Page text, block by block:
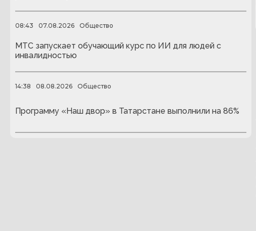
08:43 07.08.2026 Общество
МТС запускает обучающий курс по ИИ для людей с
инвалидностью
14:38 08.08.2026 Общество
Программу «Наш двор» в Татарстане выполнили на 86%